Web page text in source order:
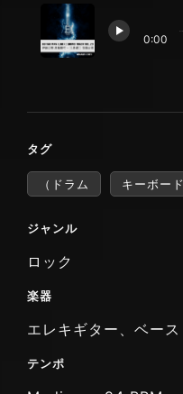
0:00
タグ
（ドラム キーボー
ジャンル
ロック
楽器
エレキギター、ベース
テンポ